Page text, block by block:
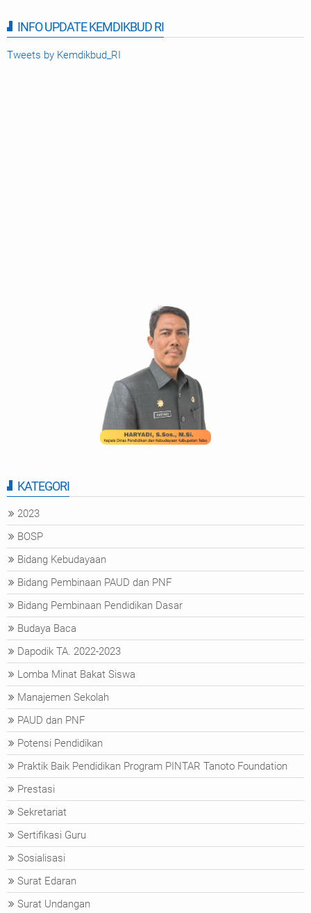
INFO UPDATE KEMDIKBUD RI
Tweets by Kemdikbud_RI
KATEGORI
2023
BOSP
Bidang Kebudayaan
Bidang Pembinaan PAUD dan PNF
Bidang Pembinaan Pendidikan Dasar
Budaya Baca
Dapodik TA. 2022-2023
Lomba Minat Bakat Siswa
Manajemen Sekolah
PAUD dan PNF
Potensi Pendidikan
Praktik Baik Pendidikan Program PINTAR Tanoto Foundation
Prestasi
Sekretariat
Sertifikasi Guru
Sosialisasi
Surat Edaran
Surat Undangan